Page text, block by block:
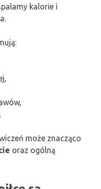
kalorie i
może znacząco
oraz ogólną